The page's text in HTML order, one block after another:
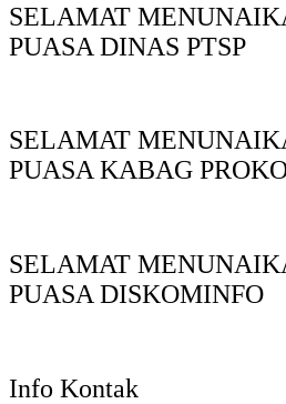
SELAMAT
PUASA DINAS PTSP
SELAMAT
PUASA KABAG
SELAMAT
PUASA DISKOMINFO
Info Kontak